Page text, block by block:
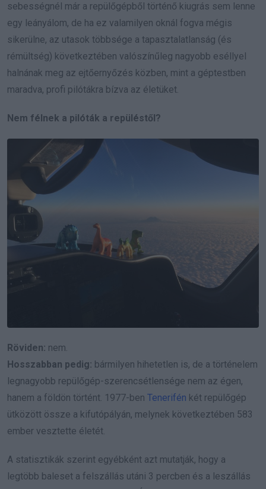
sebességnél már a repülőgépből történő kiugrás sem lenne
egy leányálom, de ha ez valamilyen oknál fogva mégis
sikerülne, az utasok többsége a tapasztalatlanság (és
rémültség) következtében valószínűleg nagyobb eséllyel
halnának meg az ejtőernyőzés közben, mint a géptestben
maradva, profi pilótákra bízva az életüket.
Nem félnek a pilóták a repüléstől?
Röviden: nem.
Hosszabban pedig: bármilyen hihetetlen is, de a történelem
legnagyobb repülőgép-szerencsétlensége nem az égen,
hanem a földön történt. 1977-ben Tenerifén két repülőgép
ütközött össze a kifutópályán, melynek következtében 583
ember vesztette életét.
A statisztikák szerint egyébként azt mutatják, hogy a
legtöbb baleset a felszállás utáni 3 percben és a leszállás